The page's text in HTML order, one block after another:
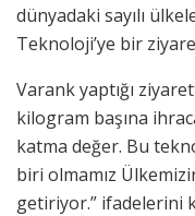
dünyadaki sayılı
Teknoloji’ye bir
Varank yaptığı
kilogram başına
katma değer. Bu
biri olmamız
getiriyor.” ifadelerini